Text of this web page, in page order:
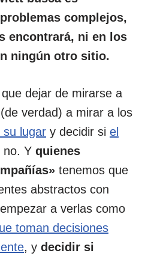
complejos,
encontrará, ni en los
ningún otro sitio.
dejar de mirarse a
verdad) a mirar a los
su lugar y decidir si el
no. Y quienes
tenemos que
abstractos con
a verlas como
toman decisiones
, y decidir si